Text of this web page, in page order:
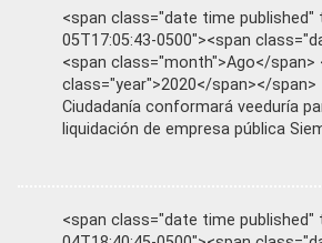
<span class="date time published"
05T17:05:43-0500"><span
<span class="month">Ago</span>
class="year">2020</span></span>
Ciudadanía conformará veeduría
liquidación de empresa pública
<span class="date time published"